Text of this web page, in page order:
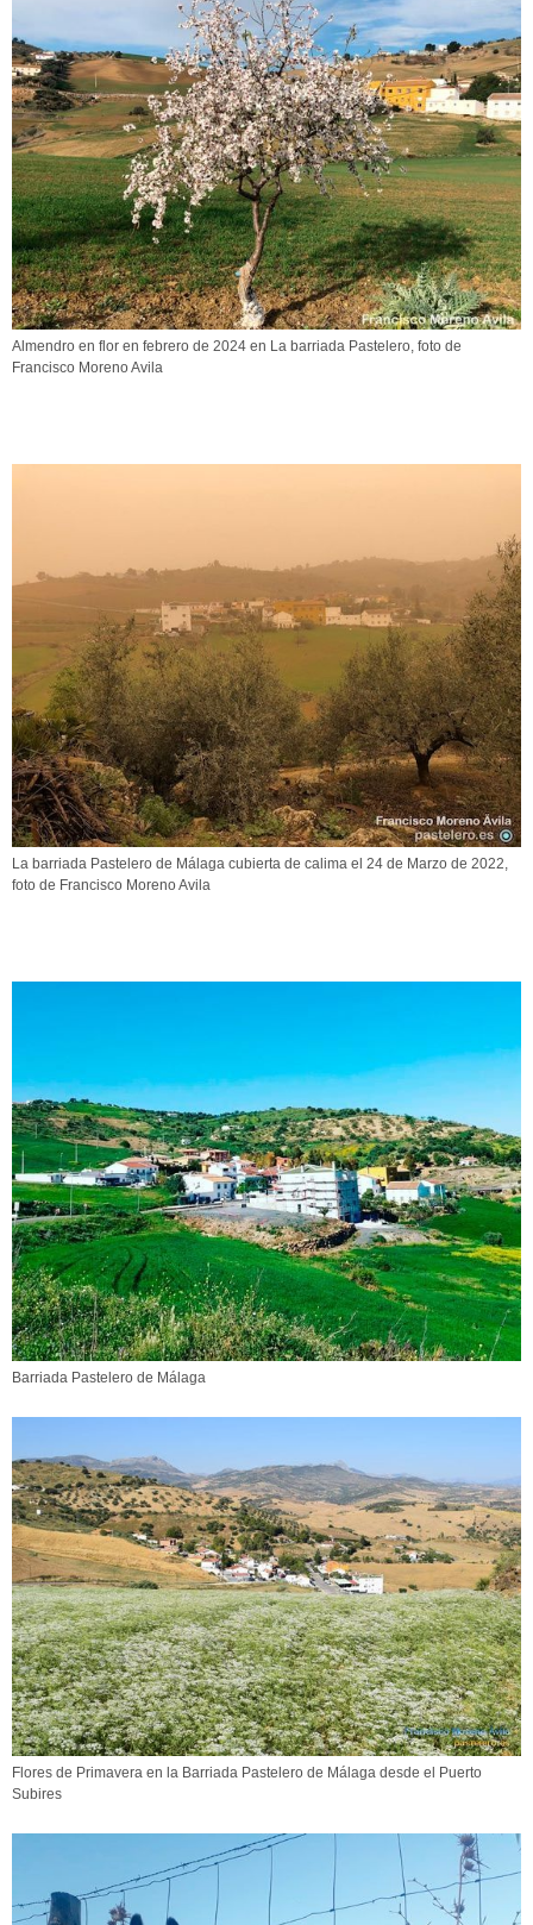
Almendro en flor en febrero de 2024 en La barriada Pastelero, foto de
Francisco Moreno Avila
La barriada Pastelero de Málaga cubierta de calima el 24 de Marzo de 2022,
foto de Francisco Moreno Avila
Barriada Pastelero de Málaga
Flores de Primavera en la Barriada Pastelero de Málaga desde el Puerto
Subires